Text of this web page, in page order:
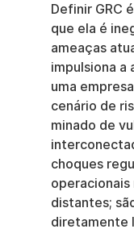
Definir GRC
que ela é
ameaças
impulsiona a
uma
cenário de
minado de
choques
operacionais
distantes;
diretamente